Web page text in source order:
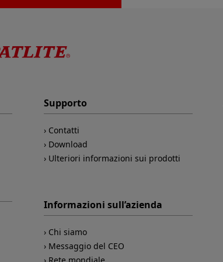
Supporto
Contatti
Download
Ulteriori informazioni sui prodotti
Informazioni sull’azienda
Chi siamo
Messaggio del CEO